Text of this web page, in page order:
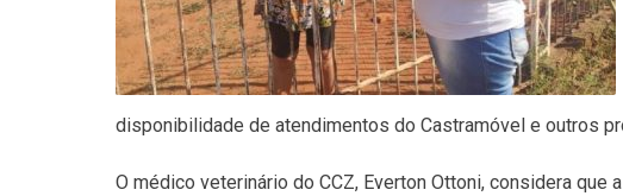
disponibilidade de atendimentos do Castramóvel e outros
O médico veterinário do CCZ, Everton Ottoni, considera